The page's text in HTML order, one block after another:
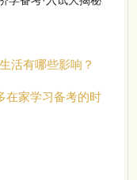
活有哪些影响？
在家学习备考的时